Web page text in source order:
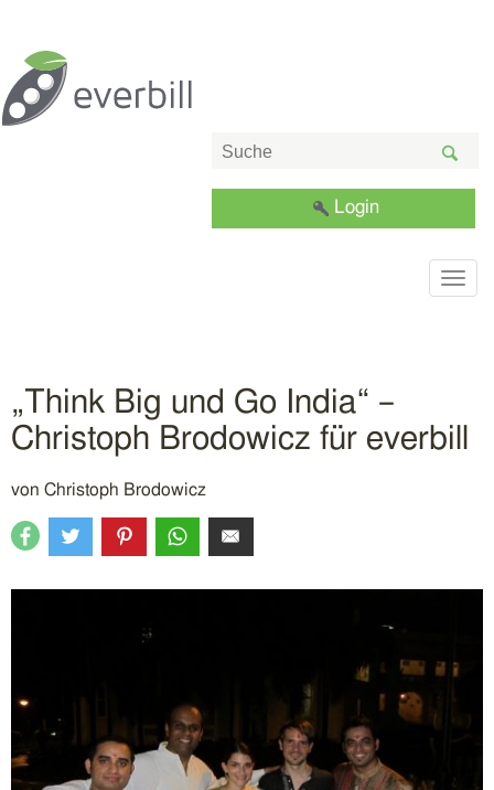
Login
„Think Big und Go India“ –
Christoph Brodowicz für everbill
von Christoph Brodowicz